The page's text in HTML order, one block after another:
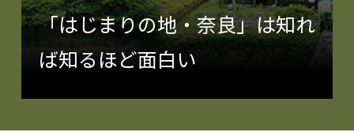
「はじまりの地・奈良」は知れ
ば知るほど面白い